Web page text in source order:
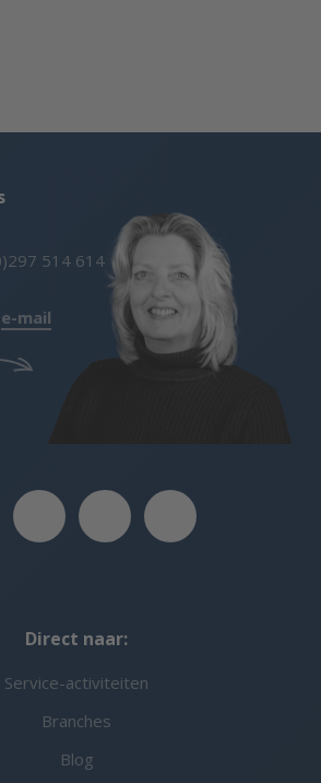
514 614
e-mail
Direct naar:
Service-activiteiten
Branches
Blog